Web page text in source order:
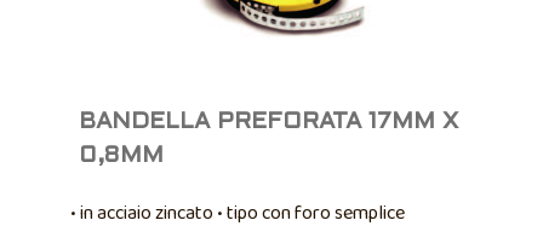
BANDELLA PREFORATA 17MM X
0,8MM
• in acciaio zincato • tipo con foro semplice